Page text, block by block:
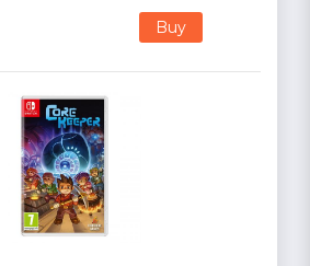
Buy